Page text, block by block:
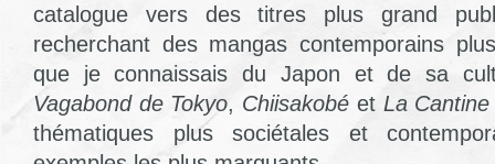
catalogue vers des titres plus grand
recherchant des mangas contemporains
que je connaissais du Japon et de sa
Vagabond de Tokyo, Chiisakobé et La
thématiques plus sociétales et